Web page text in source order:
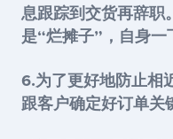
息跟踪到交货再辞职
是“烂摊子”，自身一
6.为了更好地防止相
跟客户确定好订单关